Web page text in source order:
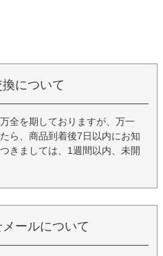
について
全を期しておりますが、万一
ら、商品到着後7日以内にお知
きましては、1週間以内、未開
ールについて